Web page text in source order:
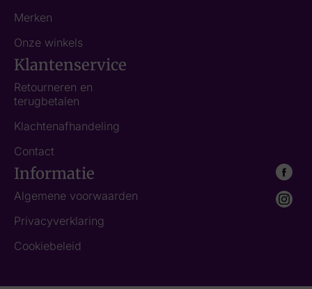
Merken
Onze winkels
Klantenservice
Retourneren en
terugbetalen
Klachtenafhandeling
Contact
Informatie
Algemene voorwaarden
Privacyverklaring
Cookiebeleid